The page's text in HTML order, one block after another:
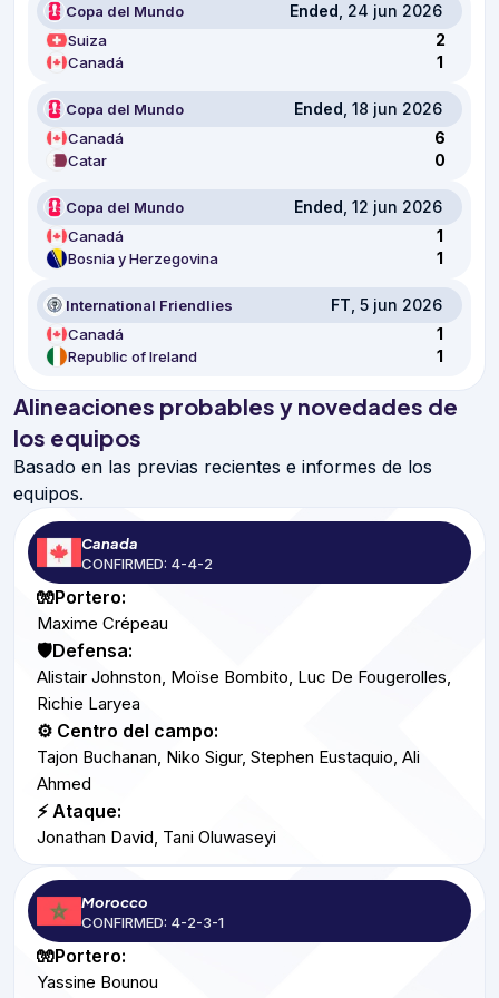
Copa del Mundo Ended , 24 jun 2026
Suiza 2
Canadá 1
Copa del Mundo Ended , 18 jun 2026
Canadá 6
Catar 0
Copa del Mundo Ended , 12 jun 2026
Canadá 1
Bosnia y Herzegovina 1
International Friendlies FT , 5 jun 2026
Canadá 1
Republic of Ireland 1
Alineaciones probables y novedades de
los equipos
Basado en las previas recientes e informes de los
equipos.
Canada
CONFIRMED: 4-4-2
🧤Portero:
Maxime Crépeau
🛡️Defensa:
Alistair Johnston, Moïse Bombito, Luc De Fougerolles,
Richie Laryea
⚙️ Centro del campo:
Tajon Buchanan, Niko Sigur, Stephen Eustaquio, Ali
Ahmed
⚡ Ataque:
Jonathan David, Tani Oluwaseyi
Morocco
CONFIRMED: 4-2-3-1
🧤Portero:
Yassine Bounou